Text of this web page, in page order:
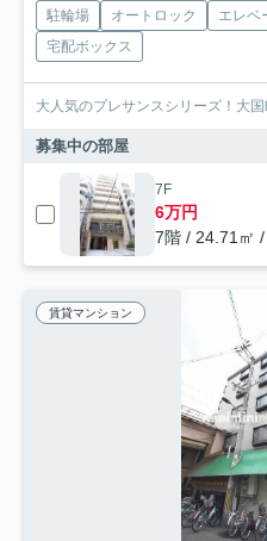
駐輪場 オートロック エレベ
宅配ボックス
大人気のプレサンスシリーズ！大
募集中の部屋
7F
6万円
7階 / 24.71㎡
賃貸マンション